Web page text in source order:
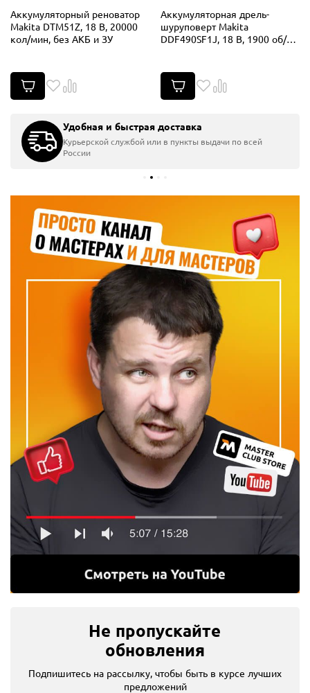
Аккумуляторный реноватор
Makita DTM51Z, 18 В, 20000
кол/мин, без АКБ и ЗУ
Аккумуляторная дрель-
шуруповерт Makita
DDF490SF1J, 18 В, 1900 об/
Удобная и быстрая доставка
Курьерской службой или в пункты выдачи по всей
России
Не пропускайте
обновления
Подпишитесь на рассылку, чтобы быть в курсе лучших
предложений